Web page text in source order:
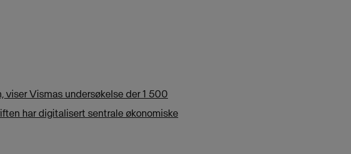
Vismas undersøkelse der 1 500
har digitalisert sentrale økonomiske